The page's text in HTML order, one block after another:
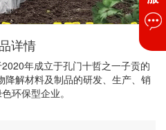
详情
年成立于孔门十哲之一子贡的
解材料及制品的研发、生产、销
环保型企业。